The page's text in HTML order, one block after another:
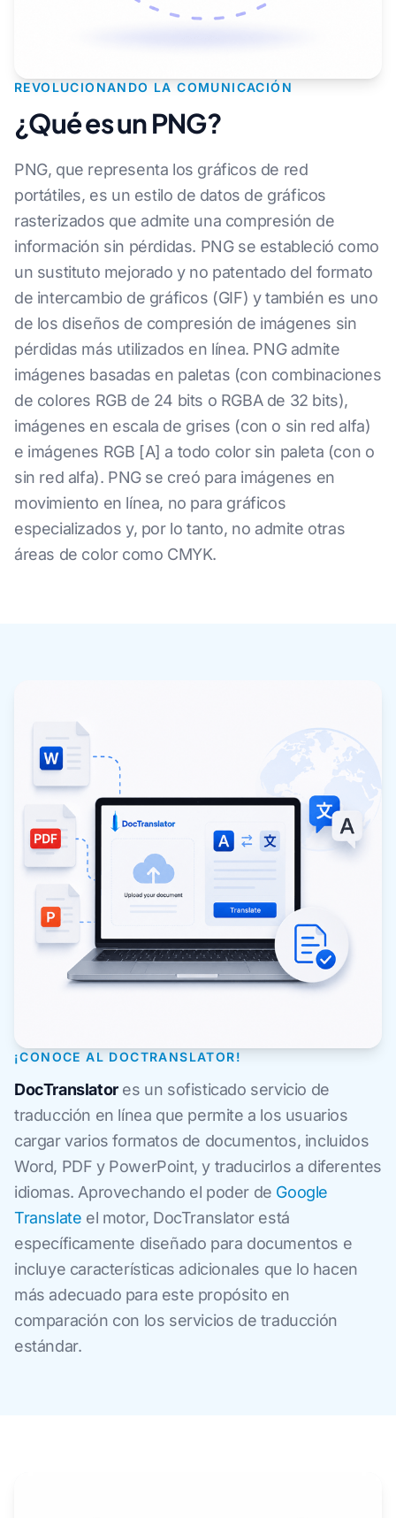
REVOLUCIONANDO LA COMUNICACIÓN
¿Qué es un PNG?
PNG, que representa los gráficos de red
portátiles, es un estilo de datos de gráficos
rasterizados que admite una compresión de
información sin pérdidas. PNG se estableció como
un sustituto mejorado y no patentado del formato
de intercambio de gráficos (GIF) y también es uno
de los diseños de compresión de imágenes sin
pérdidas más utilizados en línea. PNG admite
imágenes basadas en paletas (con combinaciones
de colores RGB de 24 bits o RGBA de 32 bits),
imágenes en escala de grises (con o sin red alfa)
e imágenes RGB [A] a todo color sin paleta (con o
sin red alfa). PNG se creó para imágenes en
movimiento en línea, no para gráficos
especializados y, por lo tanto, no admite otras
áreas de color como CMYK.
¡CONOCE AL DOCTRANSLATOR!
DocTranslatores un sofisticado servicio de
traducción en línea que permite a los usuarios
cargar varios formatos de documentos, incluidos
Word, PDF y PowerPoint, y traducirlos a diferentes
idiomas. Aprovechando el poder de Google
Translate el motor, DocTranslator está
específicamente diseñado para documentos e
incluye características adicionales que lo hacen
más adecuado para este propósito en
comparación con los servicios de traducción
estándar.